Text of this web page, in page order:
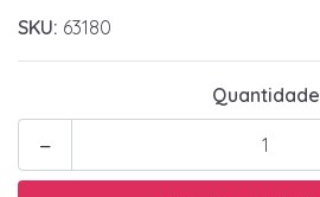
SKU: 63180
Quantidade
-